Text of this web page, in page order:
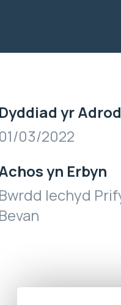
Dyddiad yr
01/03/2022
yn Erbyn
Bwrdd Iechyd
Bevan